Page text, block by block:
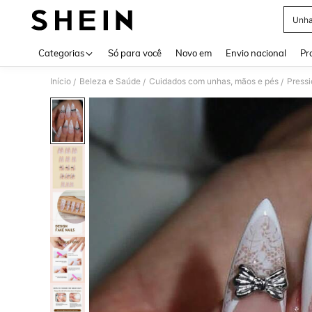
Categorias Só para você Novo em Envio nacional
Início / Beleza e Saúde / Cuidados com unhas, mãos e pés /